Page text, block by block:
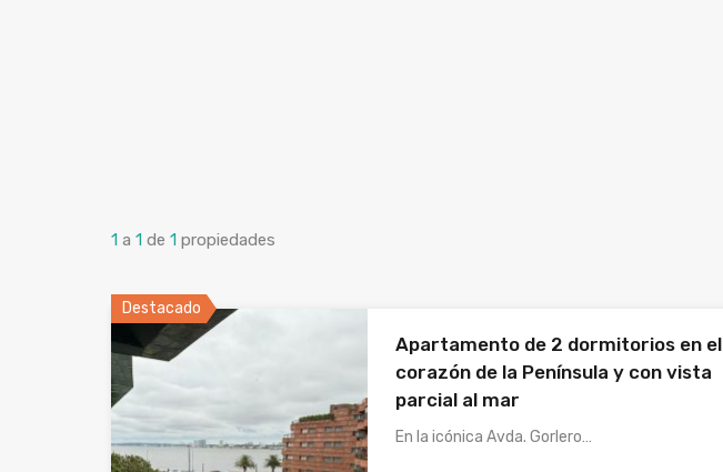
1 a 1 de 1 propiedades
Destacado
Apartamento de 2 dormitorios en el
corazón de la Península y con vista
parcial al mar
En la icónica Avda. Gorlero…